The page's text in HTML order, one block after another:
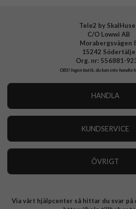
Tele2 by
C/O Lowwi AB
Morabergsvägen
15242 Södertälje
Org. nr: 556881-
OBS!Ingen butik, du kan inte handla
HANDLA
KUNDSERVICE
ÖVRIGT
Integritetspolicy
Via vårt hjälpcenter så hittar du svar på